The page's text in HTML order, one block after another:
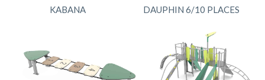
KABANA DAUPHIN 6/10 PLACES